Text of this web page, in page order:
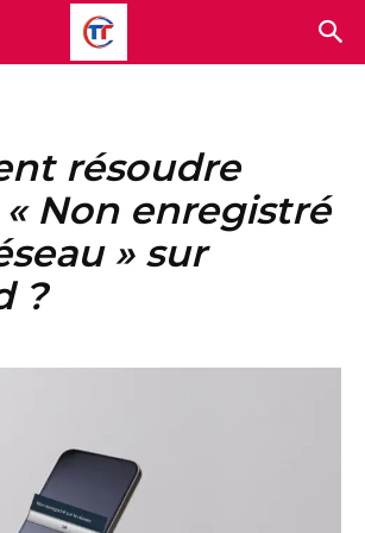
résoudre
« Non enregistré
» sur
?